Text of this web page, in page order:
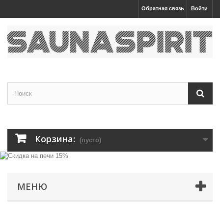
Войти
Обратная связь
Корзина: (пусто)
МЕНЮ